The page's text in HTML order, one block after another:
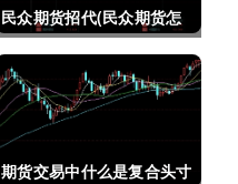
民众期货招代(民众期货怎
么了)
期货交易中什么是复合头寸